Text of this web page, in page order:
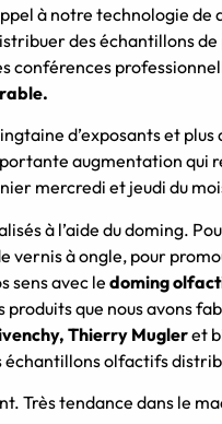
à notre technologie de
des échantillons
conférences
d’exposants et
augmentation qui
mercredi et jeudi du
à l’aide dudoming.
à ongle, pour
sens avec ledoming
produits que nous avons
Thierry Mugleret
olfactifs
Très tendance dans le